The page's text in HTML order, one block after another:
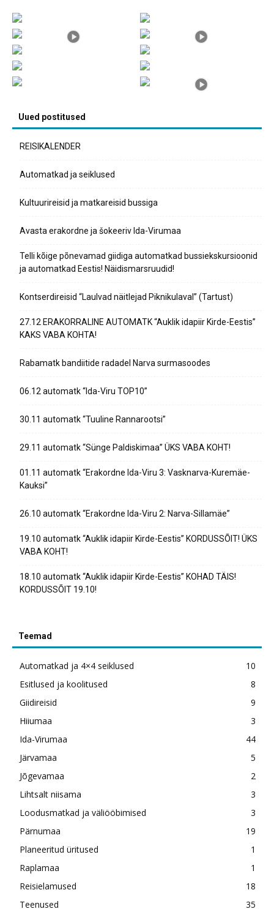
Uued postitused
REISIKALENDER
Automatkad ja seiklused
Kultuurireisid ja matkareisid bussiga
Avasta erakordne ja šokeeriv Ida-Virumaa
Telli kõige põnevamad giidiga automatkad bussiekskursioonid
ja automatkad Eestis! Näidismarsruudid!
Kontserdireisid “Laulvad näitlejad Piknikulaval” (Tartust)
27.12 ERAKORRALINE AUTOMATK “Auklik idapiir Kirde-Eestis”
KAKS VABA KOHTA!
Rabamatk bandiitide radadel Narva surmasoodes
06.12 automatk “Ida-Viru TOP10”
30.11 automatk “Tuuline Rannarootsi”
29.11 automatk “Sünge Paldiskimaa” ÜKS VABA KOHT!
01.11 automatk “Erakordne Ida-Viru 3: Vasknarva-Kuremäe-
Kauksi”
26.10 automatk “Erakordne Ida-Viru 2: Narva-Sillamäe”
19.10 automatk “Auklik idapiir Kirde-Eestis” KORDUSSÕIT! ÜKS
VABA KOHT!
18.10 automatk “Auklik idapiir Kirde-Eestis” KOHAD TÄIS!
KORDUSSÕIT 19.10!
Teemad
Automatkad ja 4×4 seiklused
10
Esitlused ja koolitused
8
Giidireisid
9
Hiiumaa
3
Ida-Virumaa
44
Järvamaa
5
Jõgevamaa
2
Lihtsalt niisama
3
Loodusmatkad ja väliööbimised
3
Pärnumaa
19
Planeeritud üritused
1
Raplamaa
1
Reisielamused
18
Teenused
35